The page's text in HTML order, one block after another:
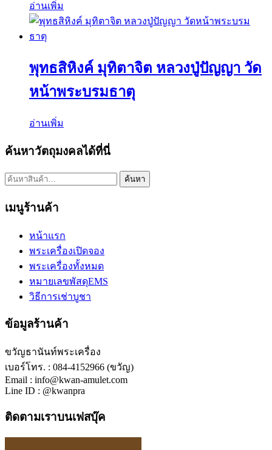
อ่านเพิ่ม
พุทธสิหิงค์ มุทิตาจิต หลวงปู่ปัญญา วัด
หน้าพระบรมธาตุ
อ่านเพิ่ม
ค้นหาวัตถุมงคลได้ที่นี่
ค้นหา: ค้นหา
เมนูร้านค้า
หน้าแรก
พระเครื่องเปิดจอง
พระเครื่องทั้งหมด
หมายเลขพัสดุEMS
วิธีการเช่าบูชา
ข้อมูลร้านค้า
ขวัญธานันท์พระเครื่อง
เบอร์โทร. : 084-4152966 (ขวัญ)
Email : info@kwan-amulet.com
Line ID : @kwanpra
ติดตามเราบนเฟสบุ๊ค